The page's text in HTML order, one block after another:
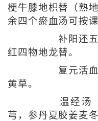
梗牛膝地枳替（熟
余四个瘀血汤可按
补阳还五
红四物地龙替。
复元活血
黄草。
温经汤（
芎，参丹夏胶姜麦冬